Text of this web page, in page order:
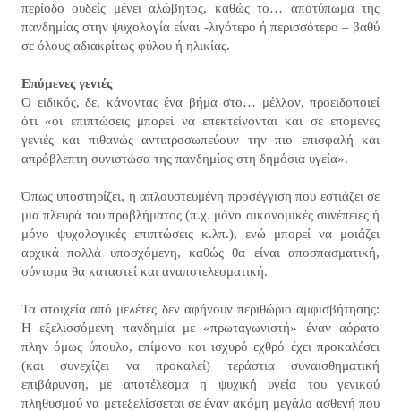
περίοδο ουδείς μένει αλώβητος, καθώς το… αποτύπωμα της
πανδημίας στην ψυχολογία είναι -λιγότερο ή περισσότερο – βαθύ
σε όλους αδιακρίτως φύλου ή ηλικίας.
Επόμενες γενιές
Ο ειδικός, δε, κάνοντας ένα βήμα στο… μέλλον, προειδοποιεί
ότι «οι επιπτώσεις μπορεί να επεκτείνονται και σε επόμενες
γενιές και πιθανώς αντιπροσωπεύουν την πιο επισφαλή και
απρόβλεπτη συνιστώσα της πανδημίας στη δημόσια υγεία».
Όπως υποστηρίζει, η απλουστευμένη προσέγγιση που εστιάζει σε
μια πλευρά του προβλήματος (π.χ. μόνο οικονομικές συνέπειες ή
μόνο ψυχολογικές επιπτώσεις κ.λπ.), ενώ μπορεί να μοιάζει
αρχικά πολλά υποσχόμενη, καθώς θα είναι αποσπασματική,
σύντομα θα καταστεί και αναποτελεσματική.
Τα στοιχεία από μελέτες δεν αφήνουν περιθώριο αμφισβήτησης:
Η εξελισσόμενη πανδημία με «πρωταγωνιστή» έναν αόρατο
πλην όμως ύπουλο, επίμονο και ισχυρό εχθρό έχει προκαλέσει
(και συνεχίζει να προκαλεί) τεράστια συναισθηματική
επιβάρυνση, με αποτέλεσμα η ψυχική υγεία του γενικού
πληθυσμού να μετεξελίσσεται σε έναν ακόμη μεγάλο ασθενή που